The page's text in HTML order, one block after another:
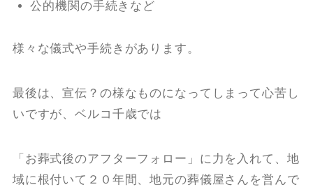
公的機関の手続きなど
様々な儀式や手続きがあります。
最後は、宣伝？の様なものになってしまって心苦し
いですが、ベルコ千歳では
「お葬式後のアフターフォロー」に力を入れて、地
域に根付いて２０年間、地元の葬儀屋さんを営んで